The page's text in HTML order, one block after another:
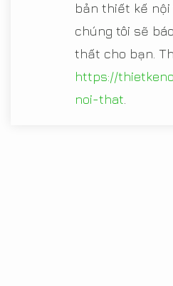
bản thiết kế
chúng tôi sẽ
thất cho bạn.
https://
noi-that